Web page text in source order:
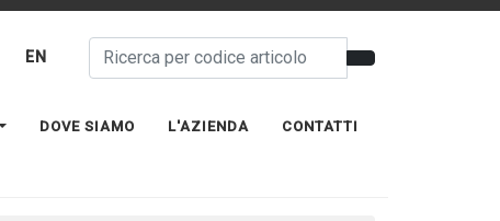
EN
DOVE SIAMO L'AZIENDA CONTATTI